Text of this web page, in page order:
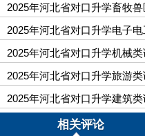
2025年河北省对口升学畜牧
中
2025年河北省对口升学电子
中
2025年河北省对口升学机械
2025年河北省对口升学旅游
2025年河北省对口升学建筑
相关评论